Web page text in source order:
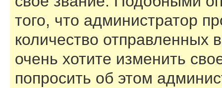
того, что администратор
количество
очень хотите изменить
попросить об этом